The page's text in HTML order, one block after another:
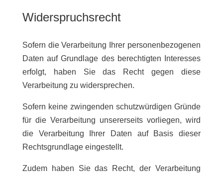
Widerspruchsrecht
Sofern die Verarbeitung Ihrer personenbezogenen
Daten auf Grundlage des berechtigten Interesses
erfolgt, haben Sie das Recht gegen diese
Verarbeitung zu widersprechen.
Sofern keine zwingenden schutzwürdigen Gründe
für die Verarbeitung unsererseits vorliegen, wird
die Verarbeitung Ihrer Daten auf Basis dieser
Rechtsgrundlage eingestellt.
Zudem haben Sie das Recht, der Verarbeitung